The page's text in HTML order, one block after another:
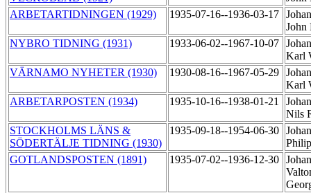
ARBETARTIDNINGEN (1929)
1935-07-16--1936-03-17
John
NYBRO TIDNING (1931)
1933-06-02--1967-10-07
Karl
VÄRNAMO NYHETER (1930)
1930-08-16--1967-05-29
Karl
ARBETARPOSTEN (1934)
1935-10-16--1938-01-21
Nils
STOCKHOLMS LÄNS &
SÖDERTÄLJE TIDNING (1930)
1935-09-18--1954-06-30
GOTLANDSPOSTEN (1891)
1935-07-02--1936-12-30